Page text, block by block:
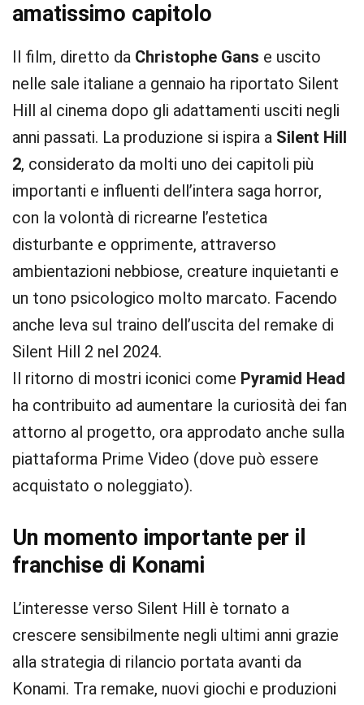
amatissimo capitolo
Il film, diretto da Christophe Gans e uscito
nelle sale italiane a gennaio ha riportato Silent
Hill al cinema dopo gli adattamenti usciti negli
anni passati. La produzione si ispira a Silent Hill
2, considerato da molti uno dei capitoli più
importanti e influenti dell’intera saga horror,
con la volontà di ricrearne l’estetica
disturbante e opprimente, attraverso
ambientazioni nebbiose, creature inquietanti e
un tono psicologico molto marcato. Facendo
anche leva sul traino dell’uscita del remake di
Silent Hill 2 nel 2024.
Il ritorno di mostri iconici come Pyramid Head
ha contribuito ad aumentare la curiosità dei fan
attorno al progetto, ora approdato anche sulla
piattaforma Prime Video (dove può essere
acquistato o noleggiato).
Un momento importante per il
franchise di Konami
L’interesse verso Silent Hill è tornato a
crescere sensibilmente negli ultimi anni grazie
alla strategia di rilancio portata avanti da
Konami. Tra remake, nuovi giochi e produzioni